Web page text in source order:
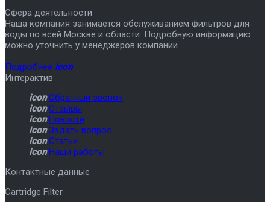
Сфера деятельности
Наша компания занимается обслуживанием фильтров для
воды по всей Москве и области. Подробную информацию
можно уточнить у менеджеров компании
Подробнее icon
Интерактив
icon Обратный звонок
icon Отзывы
icon Новости
icon Задать вопрос
icon Статьи
icon Наши работы
Контактные данные
Cartridge Filter